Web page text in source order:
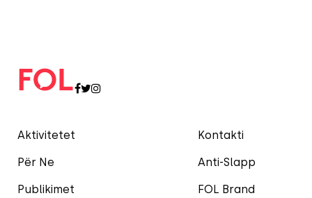
Aktivitetet
Për Ne
Publikimet
Kontakti
Anti-Slapp
FOL Brand